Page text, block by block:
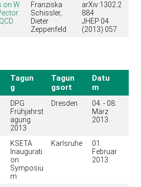
on W
Franziska
Schissler,
Dieter
Zeppenfeld
arXiv:1302.2
884
JHEP 04
(2013) 057
Tagun
g
Tagun
gsort
Datu
m
DPG
Frühjahrst
agung
2013
Dresden
04. - 08.
März
2013
KSETA
Inaugurati
on
Symposiu
m
Karlsruhe
01.
Februar
2013